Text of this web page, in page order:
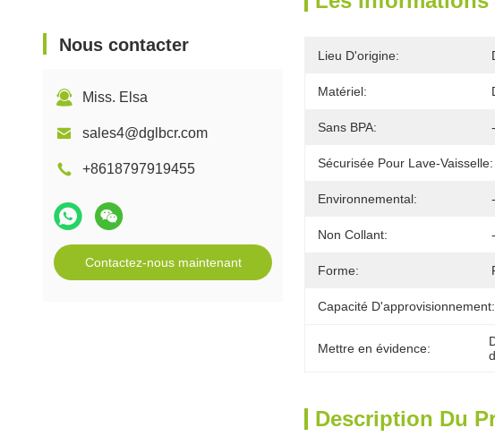
Nous contacter
Miss. Elsa
sales4@dglbcr.com
+8618797919455
Contactez-nous maintenant
Lieu D'origine:
Matériel:
Sans BPA:
Sécurisée Pour Lave-Vaisselle:
Environnemental:
Non Collant:
Forme:
Capacité D'approvisionnement:
Mettre en évidence:
Description Du